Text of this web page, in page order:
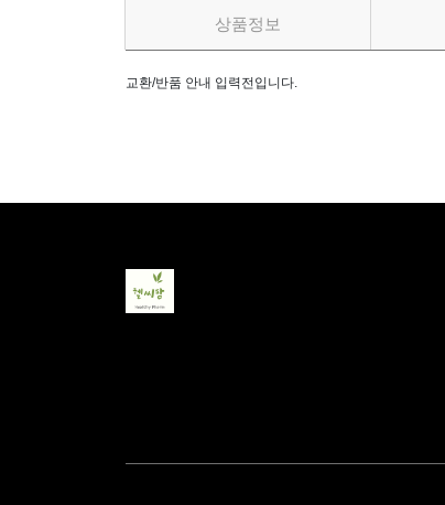
상품정보
교환/반품 안내 입력전입니다.